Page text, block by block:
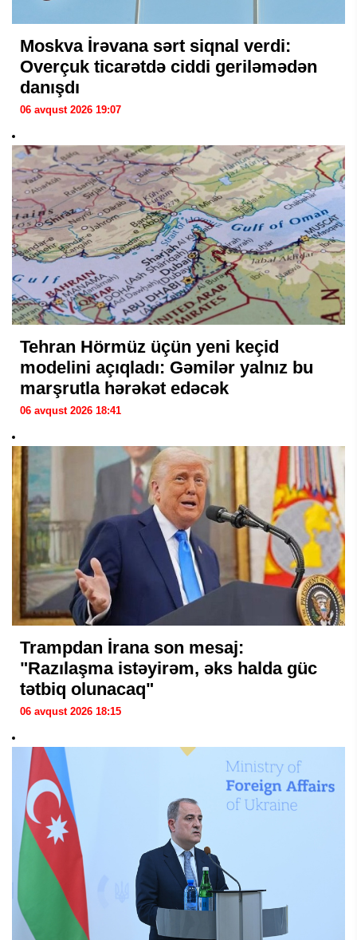
Moskva İrəvana sərt siqnal verdi:
Overçuk ticarətdə ciddi geriləmədən
danışdı
06 avqust 2026 19:07
Tehran Hörmüz üçün yeni keçid
modelini açıqladı: Gəmilər yalnız bu
marşrutla hərəkət edəcək
06 avqust 2026 18:41
Trampdan İrana son mesaj:
"Razılaşma istəyirəm, əks halda güc
tətbiq olunacaq"
06 avqust 2026 18:15